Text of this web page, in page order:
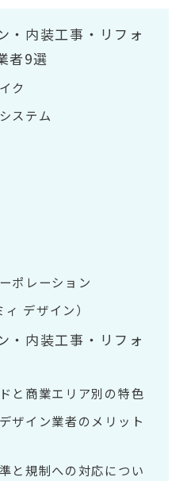
・内装工事・リフォ
者9選
ク
ステム
ポレーション
デザイン）
・内装工事・リフォ
と商業エリア別の特色
ザイン業者のメリット
と規制への対応につい